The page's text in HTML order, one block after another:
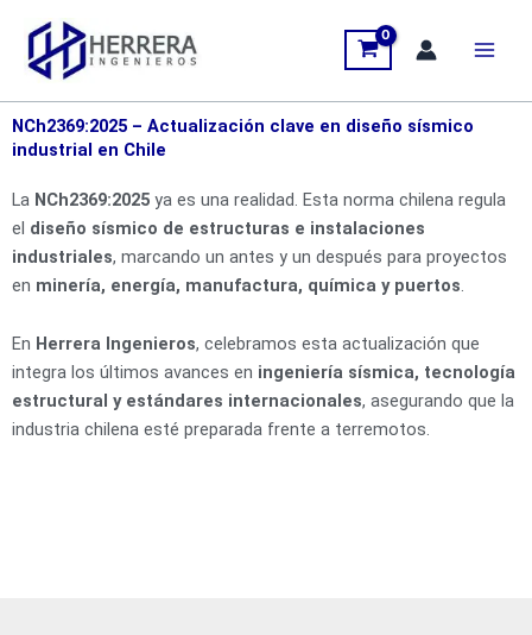
contenido
NCh2369:2025 – Actualización clave en diseño sísmico
industrial en Chile
La NCh2369:2025 ya es una realidad. Esta norma chilena regula
el diseño sísmico de estructuras e instalaciones
industriales, marcando un antes y un después para proyectos
en minería, energía, manufactura, química y puertos.
En Herrera Ingenieros, celebramos esta actualización que
integra los últimos avances en ingeniería sísmica, tecnología
estructural y estándares internacionales, asegurando que la
industria chilena esté preparada frente a terremotos.